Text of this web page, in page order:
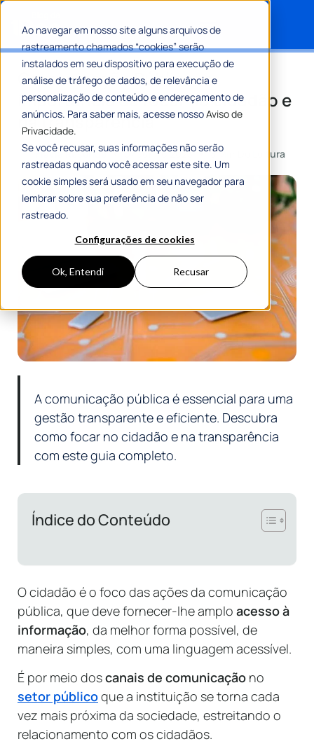
Ao navegar em nosso site alguns arquivos de
rastreamento chamados “cookies” serão
instalados em seu dispositivo para execução de
análise de tráfego de dados, de relevância e
personalização de conteúdo e endereçamento de
anúncios. Para saber mais, acesse nossoAviso de
Privacidade.
Se você recusar, suas informações não serão
rastreadas quando você acessar este site. Um
cookie simples será usado em seu navegador para
lembrar sobre sua preferência de não ser
rastreado.
Configurações de cookies
Ok, Entendi Recusar
Comunicação Pública: a
importância de focar no cidadão e
na transparência
Por Flávia Resende 07 Junho 2023 8 Min De Leitura
A comunicação pública é essencial para uma
gestão transparente e eficiente. Descubra
como focar no cidadão e na transparência
com este guia completo.
Índice do Conteúdo
O cidadão é o foco das ações da comunicação
pública, que deve fornecer-lhe amplo acesso à
informação, da melhor forma possível, de
maneira simples, com uma linguagem acessível.
É por meio doscanais de comunicação no
setor públicoque a instituição se torna cada
vez mais próxima da sociedade, estreitando o
relacionamento com os cidadãos.